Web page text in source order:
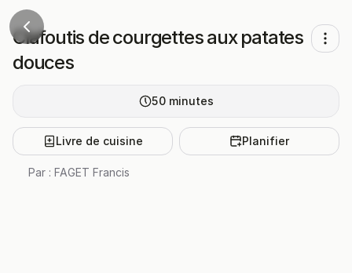
Clafoutis de courgettes aux patates
douces
50 minutes
Livre de cuisine Planifier
Par : FAGET Francis